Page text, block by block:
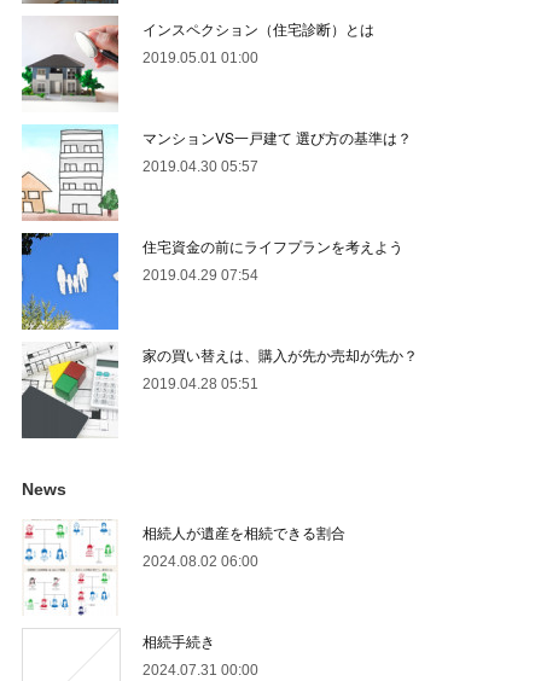
インスペクション（住宅診断）とは
2019.05.01 01:00
マンションVS一戸建て 選び方の基準は？
2019.04.30 05:57
住宅資金の前にライフプランを考えよう
2019.04.29 07:54
家の買い替えは、購入が先か売却が先か？
2019.04.28 05:51
News
相続人が遺産を相続できる割合
2024.08.02 06:00
相続手続き
2024.07.31 00:00